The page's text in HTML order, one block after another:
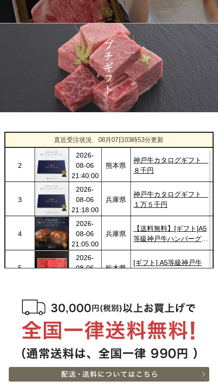
直近受注状況08月07日03時53分更新
22:21:00
2026-
03-14
20:55:00
大阪府
神戸牛目録 選べるセッ
ト １万円 2個セット
2026-
03-14
20:48:00
神奈川
県
[訳あり][家庭用] A5等級
神戸牛 サーロインステー
キ 200g
2026-
03-14
18:00:00
福岡県
神戸牛カタログギフト
１万円
1
08-06
22:23:00
広島県
円 しゃぶしゃぶ（バラ・
プレミアム霜降りもも）
400g
2
2026-
08-06
21:40:00
熊本県
神戸牛カタログギフト
８千円
3
2026-
08-06
21:18:00
兵庫県
神戸牛カタログギフト
１万５千円
4
2026-
08-06
21:05:00
兵庫県
【送料無料】[ギフト]A5
等級神戸牛ハンバーグス
テーキ 150ｇ×5個
5
2026-
08-06
栃木県
[ギフト] A5等級神戸牛
08-06
15:51:00
千葉県
ランプステーキ 200ｇ
2026-
08-06
15:51:00
千葉県
[ギフト] A5等級神戸牛
イチボステーキ 150ｇ(1
枚)
2026-
08-06
13:58:00
大阪府
出産内祝に命名札 大
切なお名前のお披露目に